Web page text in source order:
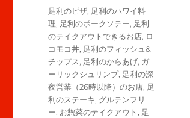
タ
グ
足利のピザ, 足利のハワイ料
理, 足利のポークソテー, 足利
のテイクアウトできるお店, ロ
コモコ丼, 足利のフィッシュ&
チップス, 足利のからあげ, ガ
ーリックシュリンプ, 足利の深
夜営業（26時以降）のお店, 足
利のステーキ, グルテンフリ
ー, お惣菜のテイクアウト, 足